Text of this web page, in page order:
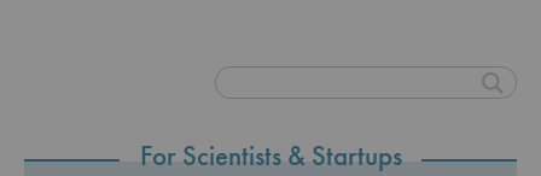
For Scientists & Startups